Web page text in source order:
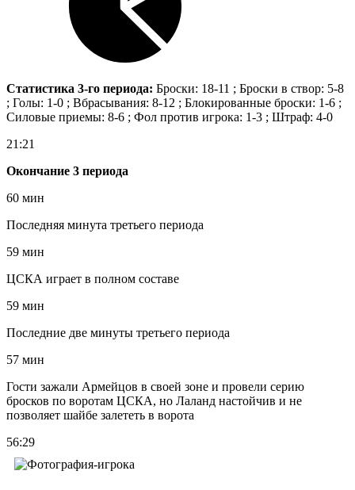
Статистика 3-го периода: Броски: 18-11 ; Броски в створ: 5-8
; Голы: 1-0 ; Вбрасывания: 8-12 ; Блокированные броски: 1-6 ;
Силовые приемы: 8-6 ; Фол против игрока: 1-3 ; Штраф: 4-0
21:21
Окончание 3 периода
60 мин
Последняя минута третьего периода
59 мин
ЦСКА играет в полном составе
59 мин
Последние две минуты третьего периода
57 мин
Гости зажали Армейцов в своей зоне и провели серию
бросков по воротам ЦСКА, но Лаланд настойчив и не
позволяет шайбе залететь в ворота
56:29